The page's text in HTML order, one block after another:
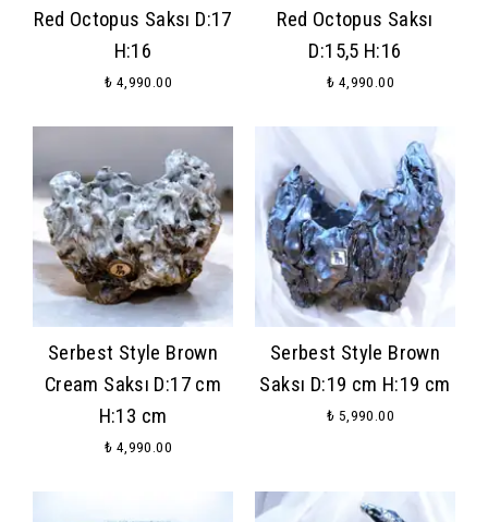
Red Octopus Saksı D:17
H:16
₺ 4,990.00
Red Octopus Saksı
D:15,5 H:16
₺ 4,990.00
Serbest Style Brown
Cream Saksı D:17 cm
H:13 cm
₺ 4,990.00
Serbest Style Brown
Saksı D:19 cm H:19 cm
₺ 5,990.00